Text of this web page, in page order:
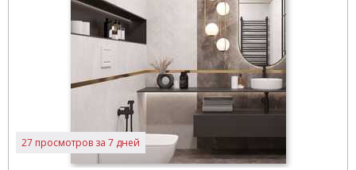
27 просмотров за 7 дней